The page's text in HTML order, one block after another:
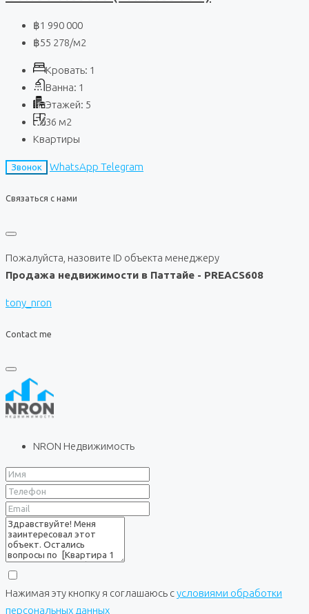
฿1 990 000
฿55 278/м2
Кровать: 1
Ванна: 1
Этажей: 5
36 м2
Квартиры
Звонок WhatsApp Telegram
Связаться с нами
Пожалуйста, назовите ID объекта менеджеру
Продажа недвижимости в Паттайе - PREACS608
tony_nron
Contact me
NRON Недвижимость
Нажимая эту кнопку я соглашаюсь сусловиями обработки
персональных данных